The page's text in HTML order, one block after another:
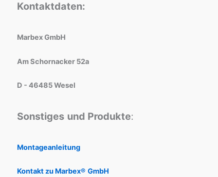
Kontaktdaten:
Marbex GmbH
Am Schornacker 52a
D - 46485 Wesel
Sonstiges und Produkte:
Montageanleitung
Kontakt zu Marbex® GmbH